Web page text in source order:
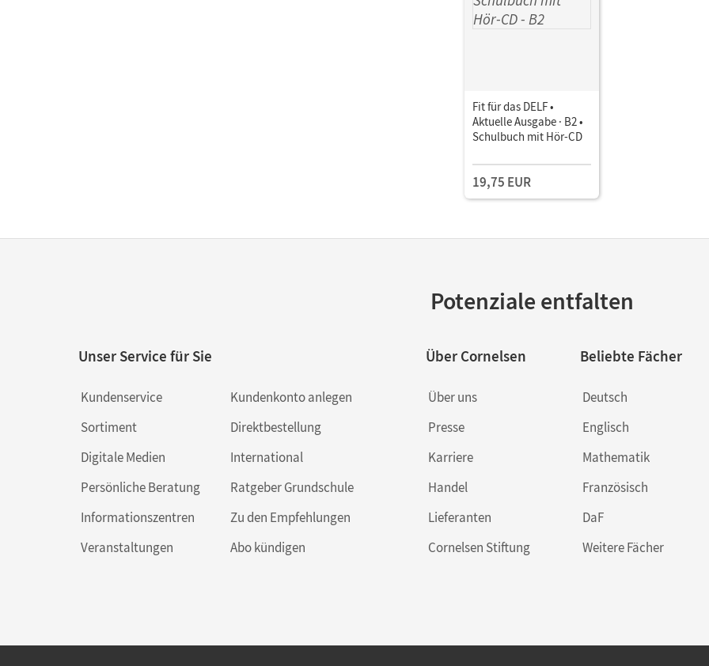
Fit für das DELF •
Aktuelle Ausgabe · B2 •
Schulbuch mit Hör-CD
19,75 EUR
Potenziale entfalten
Unser Service für Sie
Kundenservice
Sortiment
Digitale Medien
Persönliche Beratung
Informationszentren
Veranstaltungen
Kundenkonto anlegen
Direktbestellung
International
Ratgeber Grundschule
Zu den Empfehlungen
Abo kündigen
Über Cornelsen
Über uns
Presse
Karriere
Handel
Lieferanten
Cornelsen Stiftung
Beliebte Fächer
Deutsch
Englisch
Mathematik
Französisch
DaF
Weitere Fächer